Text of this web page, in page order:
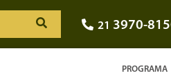
21 3970-
PROGRAMA